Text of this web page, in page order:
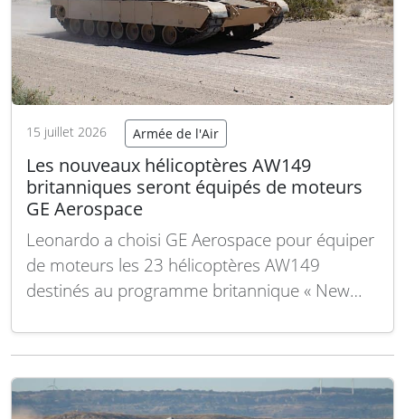
15 juillet 2026 Armée de l'Air
Les nouveaux hélicoptères AW149
britanniques seront équipés de moteurs
GE Aerospace
Leonardo a choisi GE Aerospace pour équiper
de moteurs les 23 hélicoptères AW149
destinés au programme britannique « New
Défense du Royaume-Uni. Conformément à
moteurs CT7-2E1, ainsi que des moteurs de